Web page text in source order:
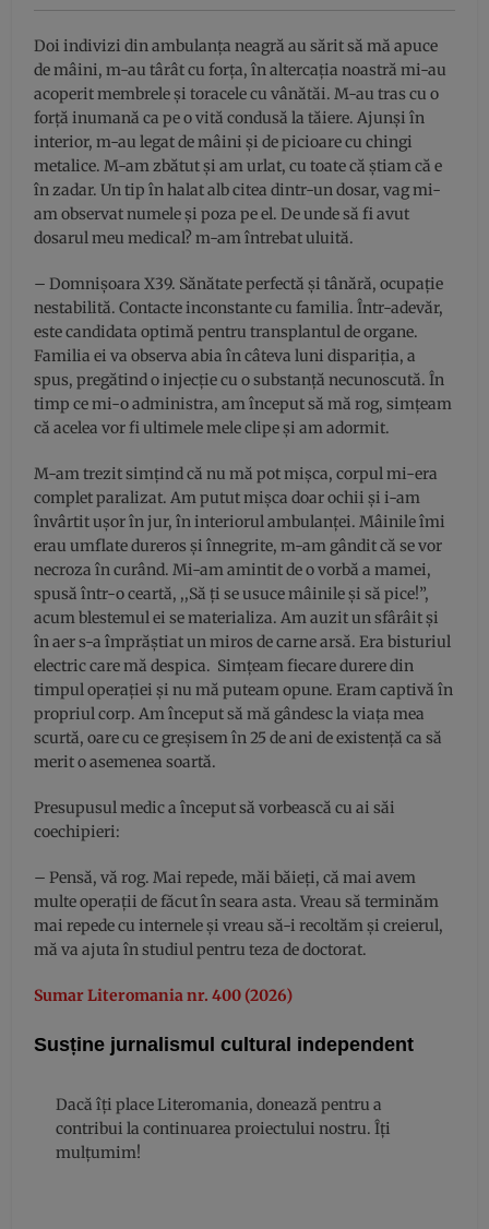
Doi indivizi din ambulanța neagră au sărit să mă apuce
de mâini, m-au târât cu forța, în altercația noastră mi-au
acoperit membrele și toracele cu vânătăi. M-au tras cu o
forță inumană ca pe o vită condusă la tăiere. Ajunși în
interior, m-au legat de mâini și de picioare cu chingi
metalice. M-am zbătut și am urlat, cu toate că știam că e
în zadar. Un tip în halat alb citea dintr-un dosar, vag mi-
am observat numele și poza pe el. De unde să fi avut
dosarul meu medical? m-am întrebat uluită.
– Domnișoara X39. Sănătate perfectă și tânără, ocupație
nestabilită. Contacte inconstante cu familia. Într-adevăr,
este candidata optimă pentru transplantul de organe.
Familia ei va observa abia în câteva luni dispariția, a
spus, pregătind o injecție cu o substanță necunoscută. În
timp ce mi-o administra, am început să mă rog, simțeam
că acelea vor fi ultimele mele clipe și am adormit.
M-am trezit simțind că nu mă pot mișca, corpul mi-era
complet paralizat. Am putut mișca doar ochii și i-am
învârtit ușor în jur, în interiorul ambulanței. Mâinile îmi
erau umflate dureros și înnegrite, m-am gândit că se vor
necroza în curând. Mi-am amintit de o vorbă a mamei,
spusă într-o ceartă, ,,Să ți se usuce mâinile și să pice!”,
acum blestemul ei se materializa. Am auzit un sfârâit și
în aer s-a împrăștiat un miros de carne arsă. Era bisturiul
electric care mă despica. Simțeam fiecare durere din
timpul operației și nu mă puteam opune. Eram captivă în
propriul corp. Am început să mă gândesc la viața mea
scurtă, oare cu ce greșisem în 25 de ani de existență ca să
merit o asemenea soartă.
Presupusul medic a început să vorbească cu ai săi
coechipieri:
– Pensă, vă rog. Mai repede, măi băieți, că mai avem
multe operații de făcut în seara asta. Vreau să terminăm
mai repede cu internele și vreau să-i recoltăm și creierul,
mă va ajuta în studiul pentru teza de doctorat.
Sumar Literomania nr. 400 (2026)
Susține jurnalismul cultural independent
Dacă îți place Literomania, donează pentru a
contribui la continuarea proiectului nostru. Îți
mulțumim!